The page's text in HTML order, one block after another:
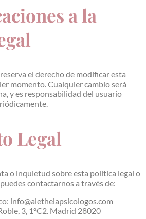
a la
el derecho de modificar esta
momento. Cualquier cambio será
y es responsabilidad del usuario
Legal
o inquietud sobre esta política legal o
contactarnos a través de:
info@aletheiapsicologos.com
3, 1ºC2. Madrid 28020